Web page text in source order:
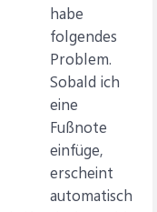
habe
folgendes
Problem.
Sobald ich
eine
Fußnote
einfüge,
erscheint
automatisch